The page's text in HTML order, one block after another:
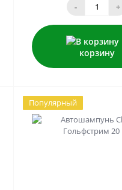
- +
корзину
Популярный